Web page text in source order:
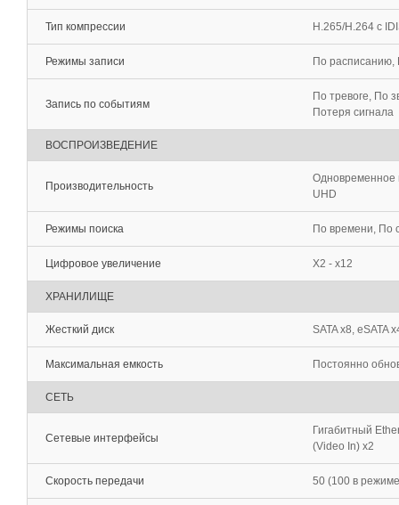
Тип компрессии H.265/H.264 с
Режимы записи По расписанию,
Запись по событиям
По тревоге, По
Потеря сигнала
ВОСПРОИЗВЕДЕНИЕ
Производительность
Одновременное
UHD
Режимы поиска По времени, По
Цифровое увеличение X2 - x12
ХРАНИЛИЩЕ
Жесткий диск SATA x8, eSATA
Максимальная емкость Постоянно
СЕТЬ
Сетевые интерфейсы
Гигабитный
(Video In) x2
Скорость передачи 50 (100 в